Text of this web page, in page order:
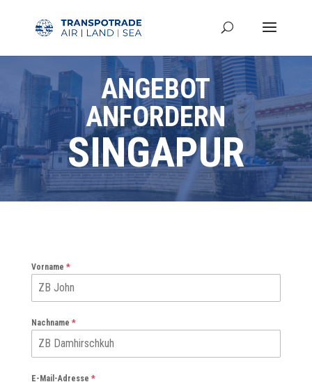
ANGEBOT
ANFORDERN
SINGAPUR
Vorname *
Nachname *
E-Mail-Adresse *